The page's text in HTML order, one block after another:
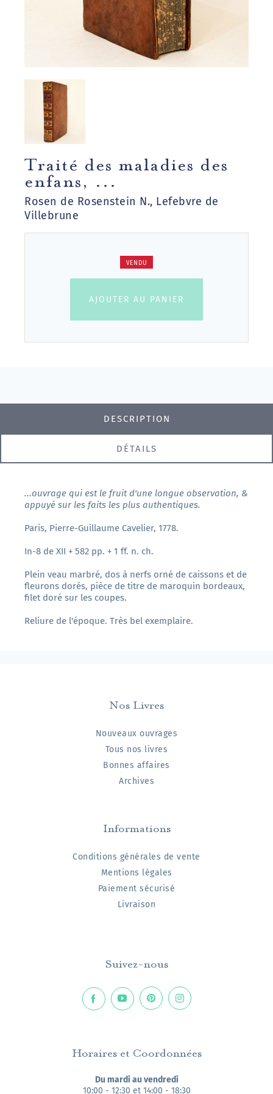
Traité des maladies des
enfans, ...
Rosen de Rosenstein N., Lefebvre de
Villebrune
VENDU
AJOUTER AU PANIER
DESCRIPTION
DÉTAILS
...ouvrage qui est le fruit d'une longue observation, &
appuyé sur les faits les plus authentiques.
Paris, Pierre-Guillaume Cavelier, 1778.
In-8 de XII + 582 pp. + 1 ff. n. ch.
Plein veau marbré, dos à nerfs orné de caissons et de
fleurons dorés, pièce de titre de maroquin bordeaux,
filet doré sur les coupes.
Reliure de l'époque. Très bel exemplaire.
Nos Livres
Nouveaux ouvrages
Tous nos livres
Bonnes affaires
Archives
Informations
Conditions générales de vente
Mentions légales
Paiement sécurisé
Livraison
Suivez-nous
Horaires et Coordonnées
Du mardi au vendredi
10:00 - 12:30 et 14:00 - 18:30